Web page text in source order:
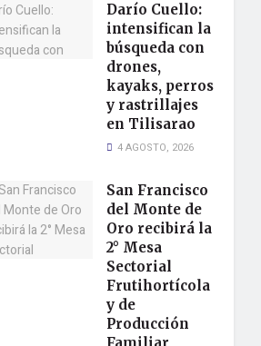
Darío Cuello:
intensifican la
búsqueda con
drones,
kayaks, perros
y rastrillajes
en Tilisarao
4 AGOSTO, 2026
San Francisco
del Monte de
Oro recibirá la
2° Mesa
Sectorial
Frutihortícola
y de
Producción